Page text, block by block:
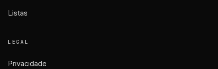
Listas
LEGAL
Privacidade